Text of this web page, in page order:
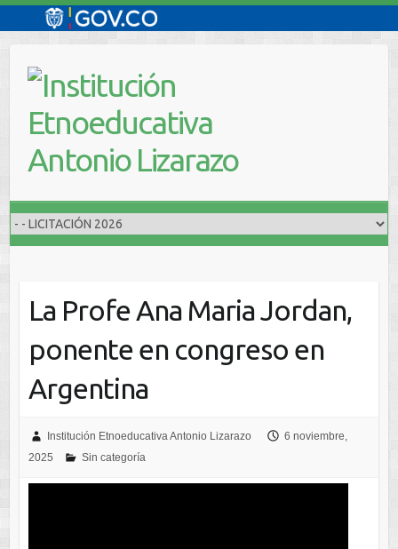
contenido
La Profe Ana Maria Jordan,
ponente en congreso en
Argentina
Institución Etnoeducativa Antonio Lizarazo
6 noviembre,
2025
Sin categoría